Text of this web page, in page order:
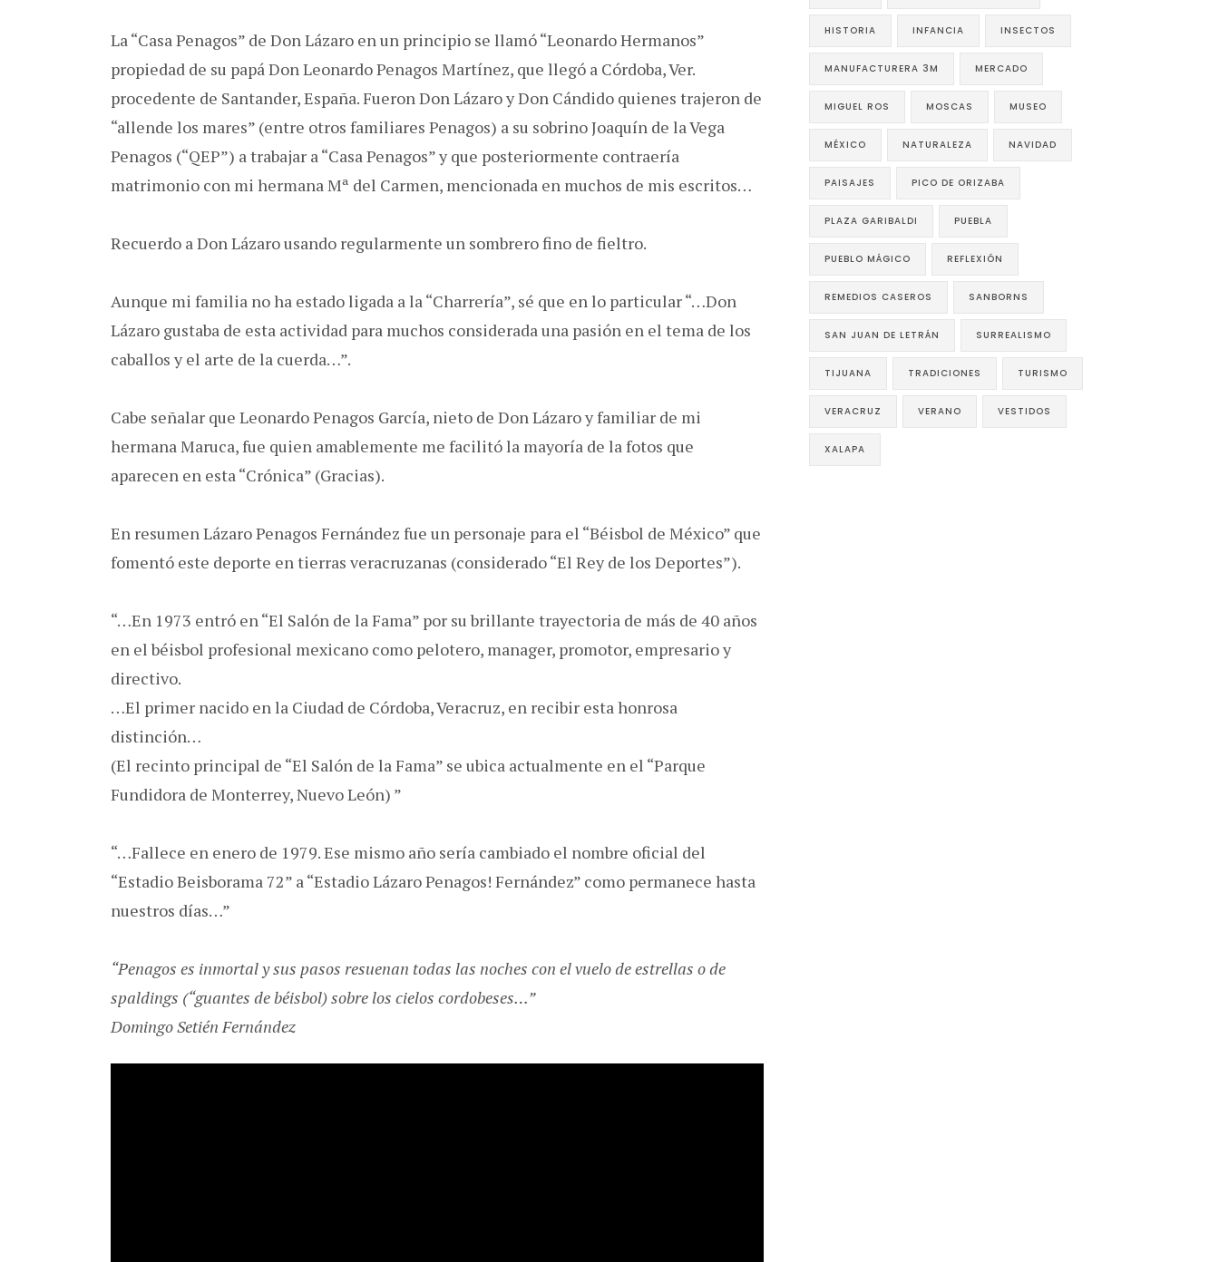
La “Casa Penagos” de Don Lázaro en un principio se llamó “Leonardo Hermanos”
propiedad de su papá Don Leonardo Penagos Martínez, que llegó a Córdoba, Ver.
procedente de Santander, España. Fueron Don Lázaro y Don Cándido quienes trajeron de
“allende los mares” (entre otros familiares Penagos) a su sobrino Joaquín de la Vega
Penagos (“QEP”) a trabajar a “Casa Penagos” y que posteriormente contraería
matrimonio con mi hermana Mª del Carmen, mencionada en muchos de mis escritos…
Recuerdo a Don Lázaro usando regularmente un sombrero fino de fieltro.
Aunque mi familia no ha estado ligada a la “Charrería”, sé que en lo particular “…Don
Lázaro gustaba de esta actividad para muchos considerada una pasión en el tema de los
caballos y el arte de la cuerda…”.
Cabe señalar que Leonardo Penagos García, nieto de Don Lázaro y familiar de mi
hermana Maruca, fue quien amablemente me facilitó la mayoría de la fotos que
aparecen en esta “Crónica” (Gracias).
En resumen Lázaro Penagos Fernández fue un personaje para el “Béisbol de México” que
fomentó este deporte en tierras veracruzanas (considerado “El Rey de los Deportes”).
“…En 1973 entró en “El Salón de la Fama” por su brillante trayectoria de más de 40 años
en el béisbol profesional mexicano como pelotero, manager, promotor, empresario y
directivo.
…El primer nacido en la Ciudad de Córdoba, Veracruz, en recibir esta honrosa
distinción…
(El recinto principal de “El Salón de la Fama” se ubica actualmente en el “Parque
Fundidora de Monterrey, Nuevo León) ”
“…Fallece en enero de 1979. Ese mismo año sería cambiado el nombre oficial del
“Estadio Beisborama 72” a “Estadio Lázaro Penagos! Fernández” como permanece hasta
nuestros días…”
“Penagos es inmortal y sus pasos resuenan todas las noches con el vuelo de estrellas o de
spaldings (“guantes de béisbol) sobre los cielos cordobeses…”
Domingo Setién Fernández
HISTORIA INFANCIA INSECTOS
MANUFACTURERA 3M MERCADO
MIGUEL ROS MOSCAS MUSEO
MÉXICO NATURALEZA NAVIDAD
PAISAJES PICO DE ORIZABA
PLAZA GARIBALDI PUEBLA
PUEBLO MÁGICO REFLEXIÓN
REMEDIOS CASEROS SANBORNS
SAN JUAN DE LETRÁN SURREALISMO
TIJUANA TRADICIONES TURISMO
VERACRUZ VERANO VESTIDOS
XALAPA